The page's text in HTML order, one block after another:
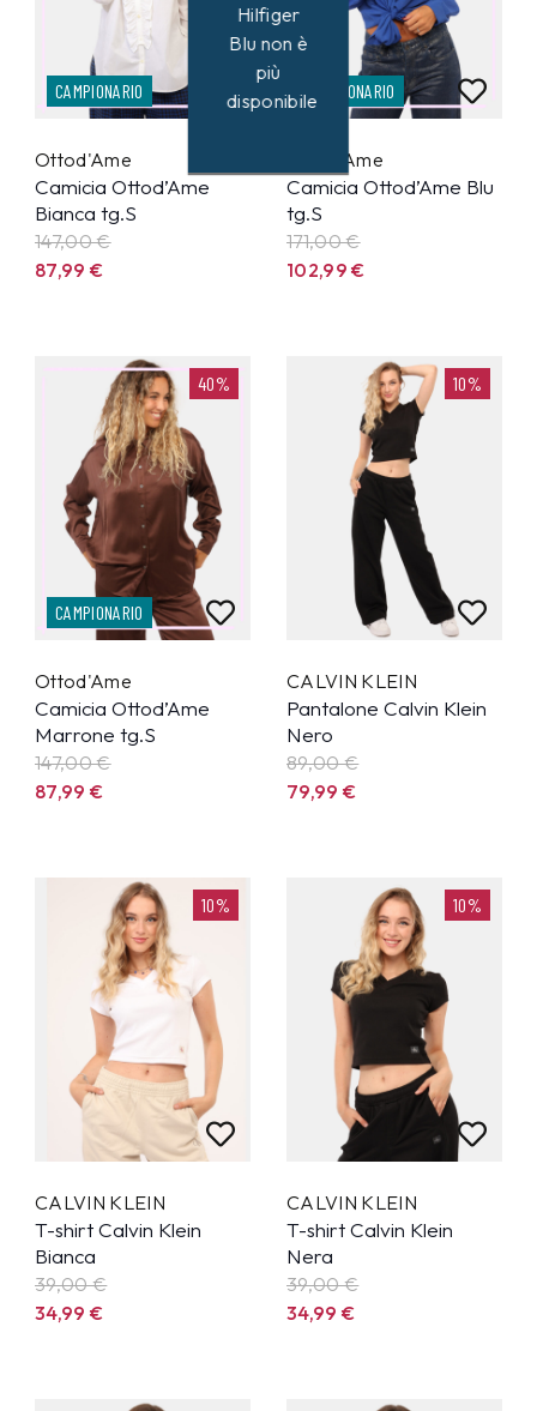
CAMPIONARIO
Ottod'Ame
Camicia Ottod’Ame
Bianca tg.S
147,00 €
87,99€
CAMPIONARIO
Ottod'Ame
Camicia Ottod’Ame Blu
tg.S
171,00 €
102,99€
40%
CAMPIONARIO
Ottod'Ame
Camicia Ottod’Ame
Marrone tg.S
147,00 €
87,99€
10%
CALVIN KLEIN
Pantalone Calvin Klein
Nero
89,00 €
79,99€
10%
CALVIN KLEIN
T-shirt Calvin Klein
Bianca
39,00 €
34,99€
10%
CALVIN KLEIN
T-shirt Calvin Klein
Nera
39,00 €
34,99€
Hilfiger
Blu non è
più
disponibile